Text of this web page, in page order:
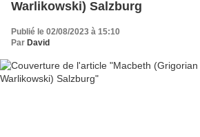
Warlikowski) Salzburg
Publié le 02/08/2023 à 15:10
Par David